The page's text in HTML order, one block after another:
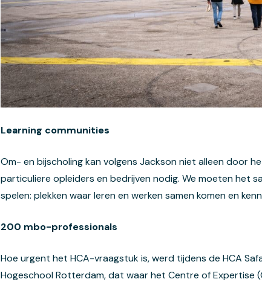
Learning communities
Om- en bijscholing kan volgens Jackson niet alleen door
particuliere opleiders en bedrijven nodig. We moeten het
spelen: plekken waar leren en werken samen komen en
200 mbo-professionals
Hoe urgent het HCA-vraagstuk is, werd tijdens de HCA
Hogeschool Rotterdam, dat waar het Centre of Expertise